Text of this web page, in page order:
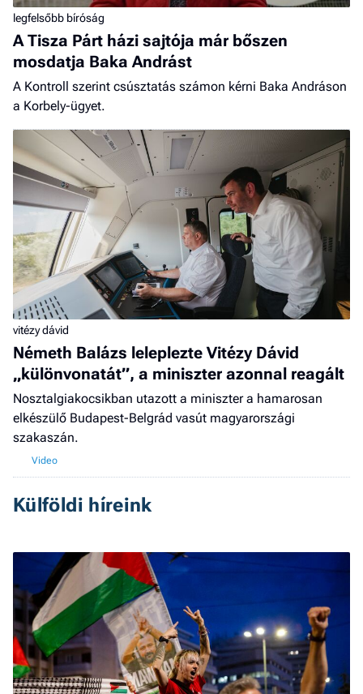
legfelsőbb bíróság
A Tisza Párt házi sajtója már bőszen
mosdatja Baka Andrást
A Kontroll szerint csúsztatás számon kérni Baka Andráson
a Korbely-ügyet.
vitézy dávid
Németh Balázs leleplezte Vitézy Dávid
„különvonatát”, a miniszter azonnal reagált
Nosztalgiakocsikban utazott a miniszter a hamarosan
elkészülő Budapest-Belgrád vasút magyarországi
szakaszán.
Külföldi híreink